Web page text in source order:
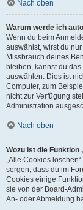
Nach oben
Warum werde ich
Wenn du beim
auswählst, wirst du
Missbrauch deines
bleiben, kannst du das
auswählen. Dies ist
Computer, zum
nicht zur Verfügung
Administration
Nach oben
Wozu ist die Funktion
„Alle Cookies
sorgen, dass du im
Cookies einige
sie von der Board-
An- oder Abmeldung